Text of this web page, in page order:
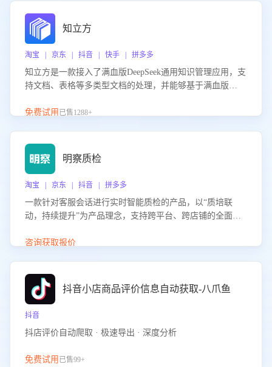
知立方
淘宝 | 京东 | 抖音 | 快手 | 拼多多
知立方是一款接入了满血版DeepSeek通用知识管理应用，支
持文档、表格等多类型文档的处理，并能够基于满血版
识支持，帮助用户高效管理和利用知识资源。通过该产品，
免费试用 已售1288+
明察质检
淘宝 | 京东 | 抖音 | 拼多多
一款针对客服会话进行实时智能质检的产品，以“质培联
动，持续提升”为产品理念，支持跨平台、跨店铺的全面、
升客服团队的销服能力。
咨询获取报价
抖音小店商品评价信息自动获取-八爪鱼
抖音
抖店评价自动爬取 · 极速导出 · 深度分析
免费试用 已售99+